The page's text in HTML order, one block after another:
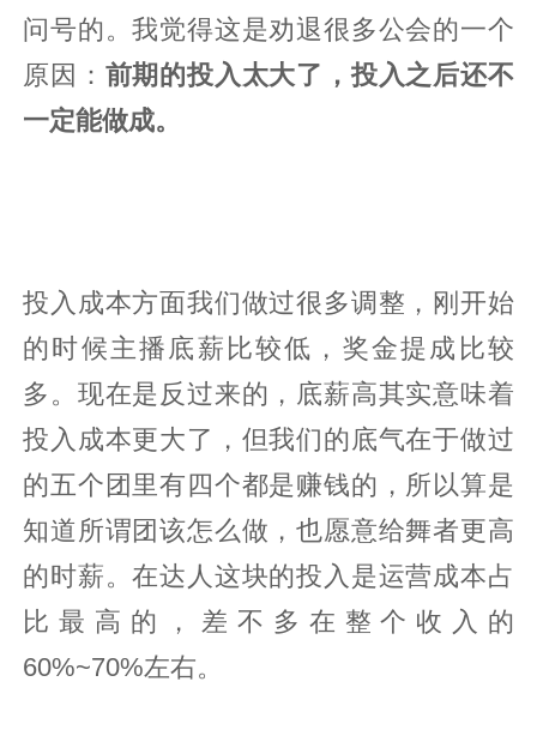
问号的。我觉得这是劝退很多公会的一个
原因： 前期的投入太大了，投入之后还不
一定能做成。
投入成本方面我们做过很多调整，刚开始
的时候主播底薪比较低，奖金提成比较
多。现在是反过来的，底薪高其实意味着
投入成本更大了，但我们的底气在于做过
的五个团里有四个都是赚钱的，所以算是
知道所谓团该怎么做，也愿意给舞者更高
的时薪。在达人这块的投入是运营成本占
比最高的，差不多在整个收入的
60%~70%左右。